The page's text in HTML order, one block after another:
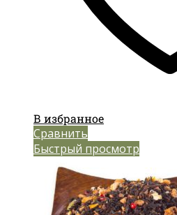
В избранное
Сравнить
Быстрый просмотр